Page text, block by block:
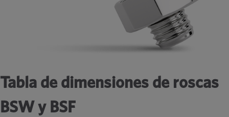
Tabla de dimensiones de roscas
BSW y BSF